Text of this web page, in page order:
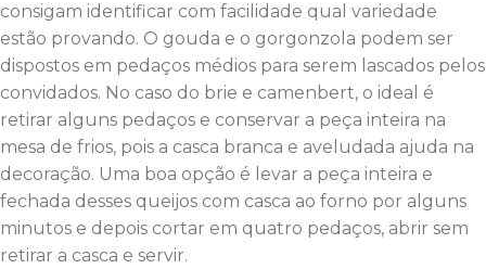
consigam identificar com facilidade qual variedade
estão provando. O gouda e o gorgonzola podem ser
dispostos em pedaços médios para serem lascados pelos
convidados. No caso do brie e camenbert, o ideal é
retirar alguns pedaços e conservar a peça inteira na
mesa de frios, pois a casca branca e aveludada ajuda na
decoração. Uma boa opção é levar a peça inteira e
fechada desses queijos com casca ao forno por alguns
minutos e depois cortar em quatro pedaços, abrir sem
retirar a casca e servir.